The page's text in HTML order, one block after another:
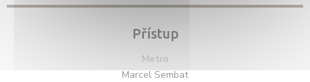
Přístup
Metro
Marcel Sembat